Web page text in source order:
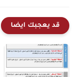
قد يعجبك ايضا